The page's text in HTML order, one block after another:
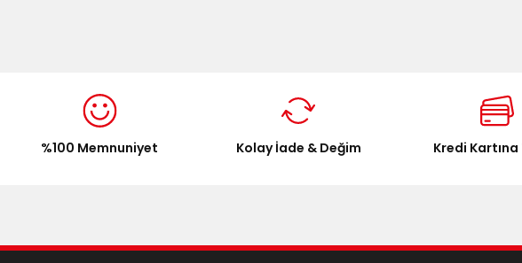
%100 Memnuniyet Kolay İade & Değim Kredi